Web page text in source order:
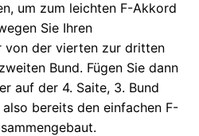
um zum leichten F-Akkord
Sie Ihren
von der vierten zur dritten
Bund. Fügen Sie dann
auf der 4. Saite, 3. Bund
also bereits den einfachen F-